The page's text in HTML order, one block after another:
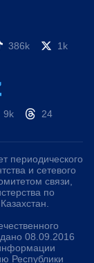
386k
1k
9k 24
периодического
и сетевого
связи,
по
08.09.2016
Республики